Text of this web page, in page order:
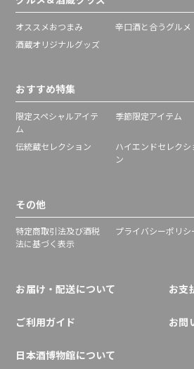
オススメおつまみ 辛口酒と合うグルメ
酒蔵オリジナルグッズ
おすすめ特集
限定スペシャルアイテ
ム
季節限定アイテム
伝統蔵セレクション
ハイエンドセレクシ
ン
その他
特定商取引法及び酒税
法に基づく表示
プライバシーポリシ
お届け・配送について お支
ご利用ガイド お問
日本酒博物館について